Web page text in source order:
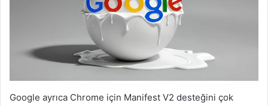
Google ayrıca Chrome için Manifest V2 desteğini çok